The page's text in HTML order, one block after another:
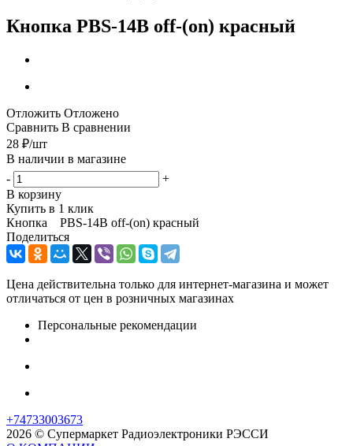
Кнопка PBS-14B off-(on) красный
Отложить Отложено
Сравнить В сравнении
28 ₽/шт
В наличии в магазине
-
+
В корзину
Купить в 1 клик
Кнопка PBS-14B off-(on) красный
Поделиться
Цена действительна только для интернет-магазина и может
отличаться от цен в розничных магазинах
Персональные рекомендации
+74733003673
2026 © Супермаркет Радиоэлектроники РЭССИ